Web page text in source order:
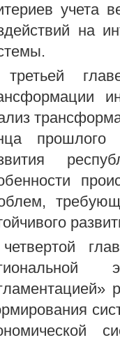
учета
на
прошлого